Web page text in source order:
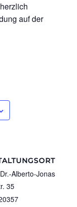
auf der
Alberto-Jonas
35